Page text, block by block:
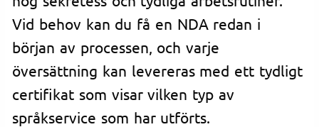
Vid behov kan du få en NDA redan i
början av processen, och varje
översättning kan levereras med ett tydligt
certifikat som visar vilken typ av
språkservice som har utförts.